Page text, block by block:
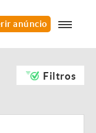
anúncio
Filtros